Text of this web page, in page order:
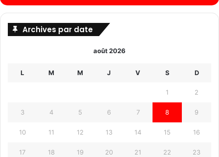
Archives par date
août 2026
L M M J V S D
1 2
3 4 5 6 7 8 9
10 11 12 13 14 15 16
17 18 19 20 21 22 23